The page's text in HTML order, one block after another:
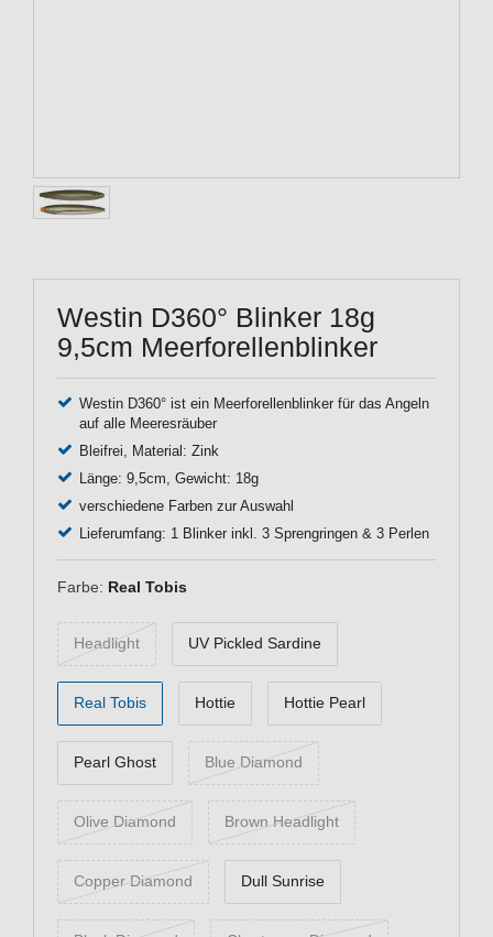
Westin D360° Blinker 18g
9,5cm Meerforellenblinker
Westin D360° ist ein Meerforellenblinker für das Angeln
auf alle Meeresräuber
Bleifrei, Material: Zink
Länge: 9,5cm, Gewicht: 18g
verschiedene Farben zur Auswahl
Lieferumfang: 1 Blinker inkl. 3 Sprengringen & 3 Perlen
Farbe: Real Tobis
Headlight UV Pickled Sardine
Real Tobis Hottie Hottie Pearl
Pearl Ghost Blue Diamond
Olive Diamond Brown Headlight
Copper Diamond Dull Sunrise